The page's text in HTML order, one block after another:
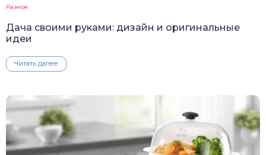
Разное
Дача своими руками: дизайн и оригинальные
идеи
Читать далее